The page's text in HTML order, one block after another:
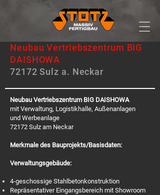
Neubau Vertriebszentrum BIG
DAISHOWA
72172 Sulz a. Neckar
Neubau Vertriebszentrum BIG DAISHOWA
mit Verwaltung, Logistikhalle, Außenanlagen
und Werbeanlage
72172 Sulz am Neckar
Merkmale des Bauprojekts/Basisdaten:
Verwaltungsgebäude:
4-geschossige Stahlbetonkonstruktion
Repräsentativer Eingangsbereich mit Showroom